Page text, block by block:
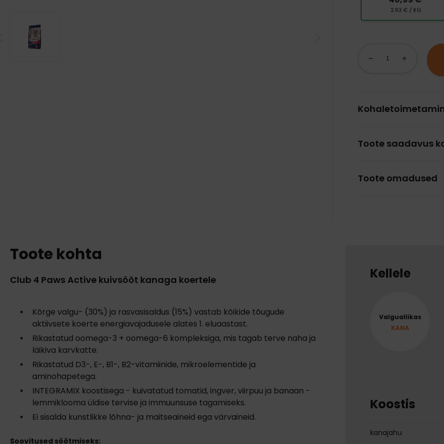
2.93 € / KG
Toote saadavus
Toote omadused
Toote kohta
Club 4 Paws Active kuivsööt kanaga koertele
Kõrge valgu- (30%) ja rasvasisaldus (15%) vastab kõikide tõugude
aktiivsete koerte energiavajadusele alates 1. eluaastast.
Rikastatud oomega-3 + oomega-6 kompleksiga, mis tagab terve naha ja
läikiva karvkatte.
Rikastatud D3-, E-, B1-, B2-vitamiinide, mikroelementide ja
aminohapetega.
INTEGRAMIX koostisega - kuivatatud tomatid, ingver, viirpuu ja banaan -
lemmiklooma üldise tervise ja immuunsuse tagamiseks.
Ei sisalda kunstlikke lõhna- ja maitseaineid ega värvaineid.
Soovitused söötmiseks:
Kellele
Valguallikas
KANA
Koostis
kanajahu